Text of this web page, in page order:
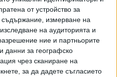
от устройство за
измерване на
на аудиторията и
ние и партньорите
данни за географско
чрез сканиране на
за да дадете съгласието
облагите, противоречи
на ЕС от 2005 г. Сега
че се "допуска правна
която национална
на незаконно
производство, което